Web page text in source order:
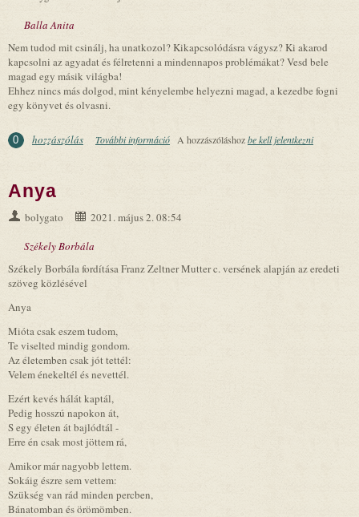
Balla Anita
Nem tudod mit csinálj, ha unatkozol? Kikapcsolódásra vágysz? Ki akarod
kapcsolni az agyadat és félretenni a mindennapos problémákat? Vesd bele
magad egy másik világba!
Ehhez nincs más dolgod, mint kényelembe helyezni magad, a kezedbe fogni
egy könyvet és olvasni.
0 hozzászólás További információ Az olvasás a boldogság titka tartalommal
A hozzászóláshozbe kell jelentkezni
Anya
bolygato
2021. május 2. 08:54
Székely Borbála
Székely Borbála fordítása Franz Zeltner Mutter c. versének alapján az eredeti
szöveg közlésével
Anya
Mióta csak eszem tudom,
Te viselted mindig gondom.
Az életemben csak jót tettél:
Velem énekeltél és nevettél.
Ezért kevés hálát kaptál,
Pedig hosszú napokon át,
S egy életen át bajlódtál -
Erre én csak most jöttem rá,
Amikor már nagyobb lettem.
Sokáig észre sem vettem:
Szükség van rád minden percben,
Bánatomban és örömömben.